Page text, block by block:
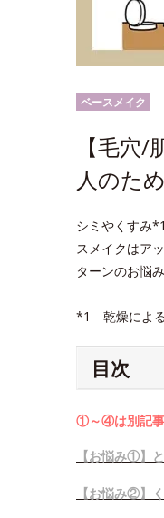
ベースメイク
【毛穴
人のた
シミやくすみ
スメイクはア
ターンのお悩
*1 乾燥によ
目次
①～④は別記事
【お悩み①】
【お悩み②】